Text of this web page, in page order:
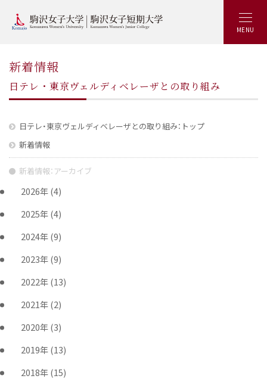
MENU
新着情報
日テレ・東京ヴェルディベレーザとの取り組み
日テレ・東京ヴェルディベレーザとの取り組み：トップ
新着情報
新着情報：アーカイブ
2026年(4)
2025年(4)
2024年(9)
2023年(9)
2022年(13)
2021年(2)
2020年(3)
2019年(13)
2018年(15)